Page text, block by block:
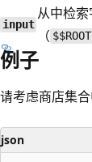
input
从中检
（ $$ROOT
例子
请考虑商店集合
json